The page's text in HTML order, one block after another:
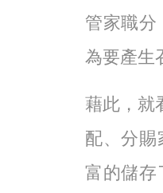
管家職分
為要產生
藉此，就
配、分賜
富的儲存